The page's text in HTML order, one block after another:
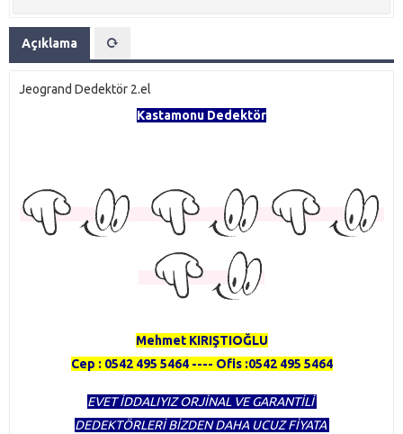
Açıklama
Jeogrand Dedektör 2.el
Kastamonu Dedektör
Mehmet KIRIŞTIOĞLU
Cep : 0542 495 5464 ---- Ofis :0542 495 5464
EVET İDDALIYIZ ORJİNAL VE GARANTİLİ
DEDEKTÖRLERİ BİZDEN DAHA UCUZ FİYATA